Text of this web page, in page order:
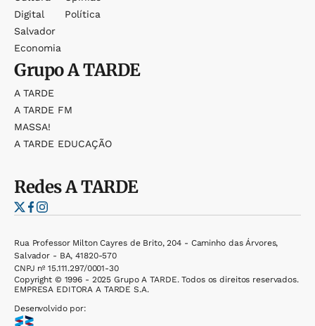
Digital
Salvador
Economia
Política
GrupoA TARDE
A TARDE
A TARDE FM
MASSA!
A TARDE EDUCAÇÃO
RedesA TARDE
Rua Professor Milton Cayres de Brito, 204 - Caminho das Árvores,
Salvador - BA, 41820-570
CNPJ nº 15.111.297/0001-30
Copyright © 1996 - 2025 Grupo A TARDE. Todos os direitos reservados.
EMPRESA EDITORA A TARDE S.A.
Desenvolvido por: